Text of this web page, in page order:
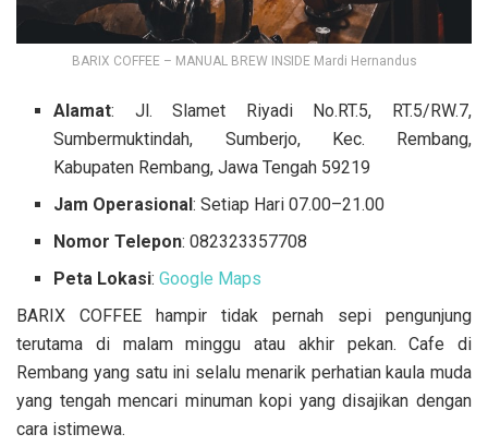
BARIX COFFEE – MANUAL BREW INSIDE Mardi Hernandus
Alamat: Jl. Slamet Riyadi No.RT.5, RT.5/RW.7,
Sumbermuktindah, Sumberjo, Kec. Rembang,
Kabupaten Rembang, Jawa Tengah 59219
Jam Operasional: Setiap Hari 07.00–21.00
Nomor Telepon: 082323357708
Peta Lokasi:Google Maps
BARIX COFFEE hampir tidak pernah sepi pengunjung
terutama di malam minggu atau akhir pekan. Cafe di
Rembang yang satu ini selalu menarik perhatian kaula muda
yang tengah mencari minuman kopi yang disajikan dengan
cara istimewa.